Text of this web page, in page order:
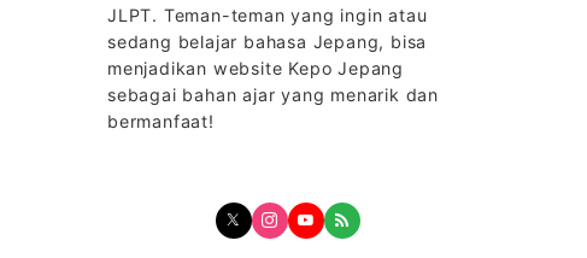
JLPT. Teman-teman yang ingin atau
sedang belajar bahasa Jepang, bisa
menjadikan website Kepo Jepang
sebagai bahan ajar yang menarik dan
bermanfaat!